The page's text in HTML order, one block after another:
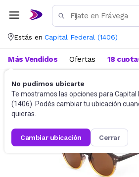
Estás en Capital Federal (1406)
No pudimos ubicarte
Te mostramos las opciones para Capital
(1406). Podés cambiar tu ubicación
quieras.
cambiar ubicación cerrar
Más Vendidos Ofertas 18
Accesorios Anteojos de sol